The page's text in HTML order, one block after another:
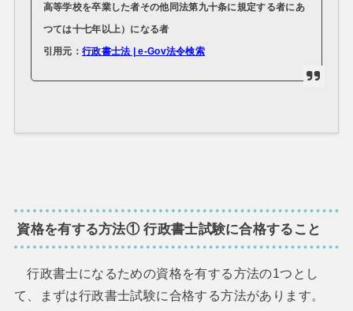
高等学校を卒業した者その他同法第九十条に規定する者にあ
つては十七年以上）になる者
引用元： 行政書士法 | e-Gov法令検索
資格を有する方法① 行政書士試験に合格すること
行政書士になるための資格を有する方法の1つとし
て、まずは行政書士試験に合格する方法があります。